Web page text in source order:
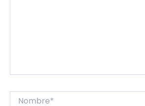
Nombre*